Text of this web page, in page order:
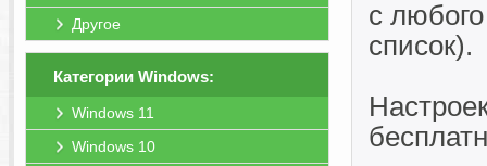
Другое
Категории Windows:
Windows 11
Windows 10
с
список).